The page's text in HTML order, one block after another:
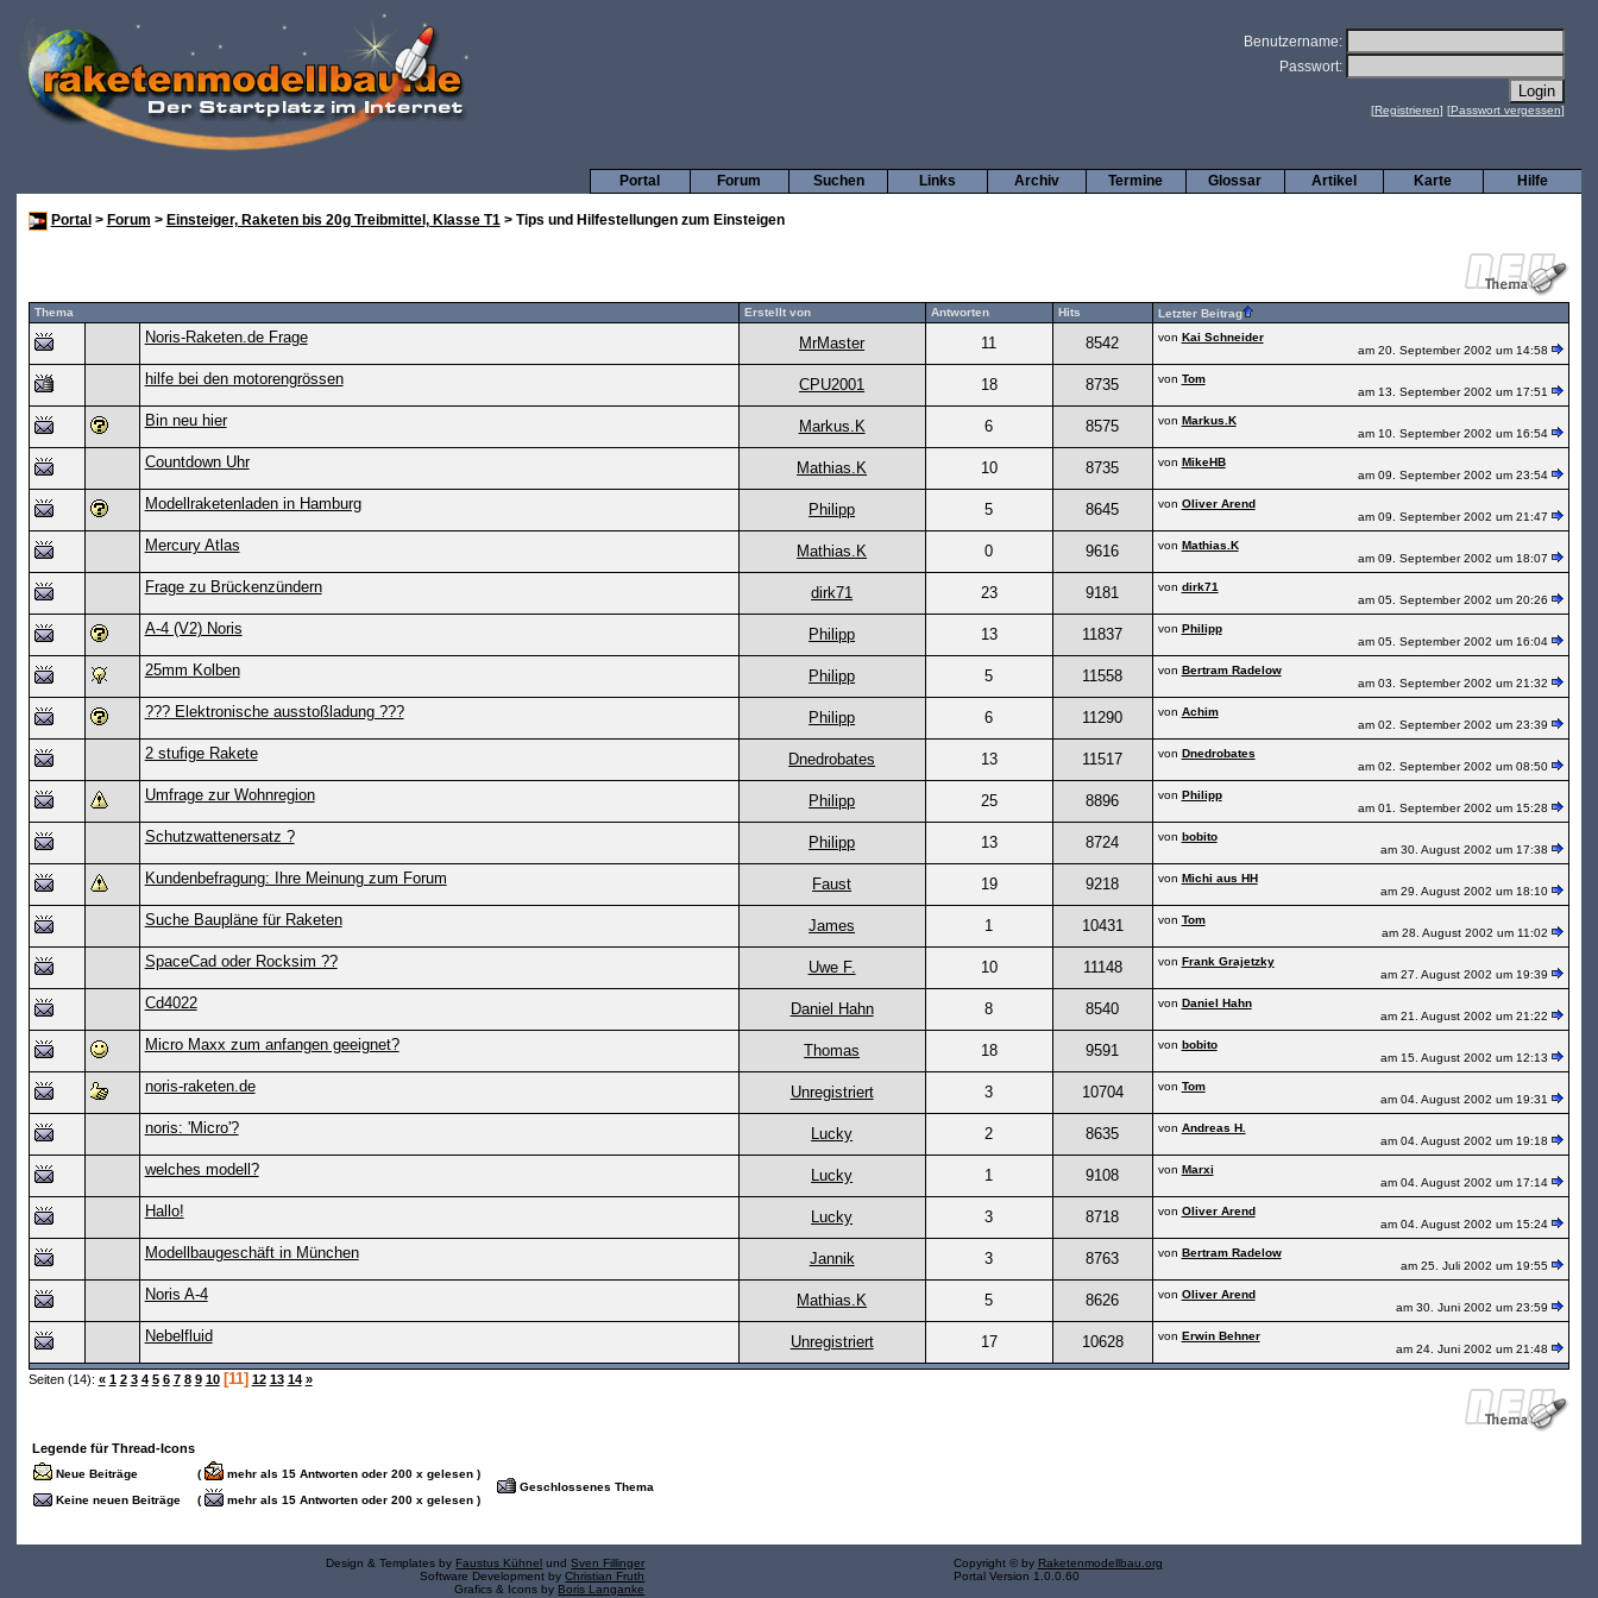
Benutzername:
Passwort:
[Registrieren] [Passwort vergessen]
Hilfe
Karte
Artikel
Glossar
Termine
Archiv
Links
Suchen
Forum
Portal
Portal > Forum > Einsteiger, Raketen bis 20g Treibmittel, Klasse T1> Tips und Hilfestellungen zum Einsteigen
Thema Erstellt von Antworten Hits Letzter Beitrag
Noris-Raketen.de Frage MrMaster 11 8542 von Kai Schneider
am 20. September 2002 um 14:58
hilfe bei den motorengrössen CPU2001 18 8735 von Tom
am 13. September 2002 um 17:51
Bin neu hier Markus.K 6 8575 von Markus.K
am 10. September 2002 um 16:54
Countdown Uhr Mathias.K 10 8735 von MikeHB
am 09. September 2002 um 23:54
Modellraketenladen in Hamburg Philipp 5 8645 von Oliver Arend
am 09. September 2002 um 21:47
Mercury Atlas Mathias.K 0 9616 von Mathias.K
am 09. September 2002 um 18:07
Frage zu Brückenzündern dirk71 23 9181 von dirk71
am 05. September 2002 um 20:26
A-4 (V2) Noris Philipp 13 11837 von Philipp
am 05. September 2002 um 16:04
25mm Kolben Philipp 5 11558 von Bertram Radelow
am 03. September 2002 um 21:32
??? Elektronische ausstoßladung ??? Philipp 6 11290 von Achim
am 02. September 2002 um 23:39
2 stufige Rakete Dnedrobates 13 11517 von Dnedrobates
am 02. September 2002 um 08:50
Umfrage zur Wohnregion Philipp 25 8896 von Philipp
am 01. September 2002 um 15:28
Schutzwattenersatz ? Philipp 13 8724 von bobito
am 30. August 2002 um 17:38
Kundenbefragung: Ihre Meinung zum Forum Faust 19 9218 von Michi aus HH
am 29. August 2002 um 18:10
Suche Baupläne für Raketen James 1 10431 von Tom
am 28. August 2002 um 11:02
SpaceCad oder Rocksim ?? Uwe F. 10 11148 von Frank Grajetzky
am 27. August 2002 um 19:39
Cd4022 Daniel Hahn 8 8540 von Daniel Hahn
am 21. August 2002 um 21:22
Micro Maxx zum anfangen geeignet? Thomas 18 9591 von bobito
am 15. August 2002 um 12:13
noris-raketen.de Unregistriert 3 10704 von Tom
am 04. August 2002 um 19:31
noris: 'Micro'? Lucky 2 8635 von Andreas H.
am 04. August 2002 um 19:18
welches modell? Lucky 1 9108 von Marxi
am 04. August 2002 um 17:14
Hallo! Lucky 3 8718 von Oliver Arend
am 04. August 2002 um 15:24
Modellbaugeschäft in München Jannik 3 8763 von Bertram Radelow
am 25. Juli 2002 um 19:55
Noris A-4 Mathias.K 5 8626 von Oliver Arend
am 30. Juni 2002 um 23:59
Nebelfluid Unregistriert 17 10628 von Erwin Behner
am 24. Juni 2002 um 21:48
Seiten (14): « 1 2 3 4 5 6 7 8 9 10 [11] 12 13 14 »
Legende für Thread-Icons
Neue Beiträge (
mehr als 15 Antworten oder 200 x gelesen )
Geschlossenes Thema
Keine neuen Beiträge
( mehr als 15 Antworten oder 200 x gelesen )
Design & Templates by Faustus Kühnel undSven Fillinger
Software Development byChristian Fruth
Grafics & Icons by Boris Langanke
Copyright © by Raketenmodellbau.org
Portal Version 1.0.0.60